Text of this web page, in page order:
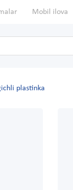
Mobil ilova
plastinka